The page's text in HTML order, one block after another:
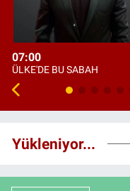
07:00
ÜLKE'DE BU SABAH
Yükleniyor...